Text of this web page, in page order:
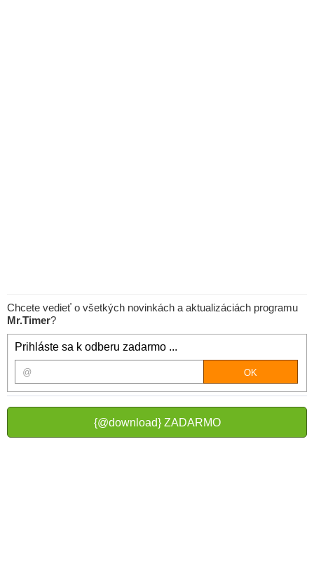
Chcete vedieť o všetkých novinkách a aktualizáciách programu
Mr.Timer?
Prihláste sa k odberu zadarmo ...
{@download} ZADARMO